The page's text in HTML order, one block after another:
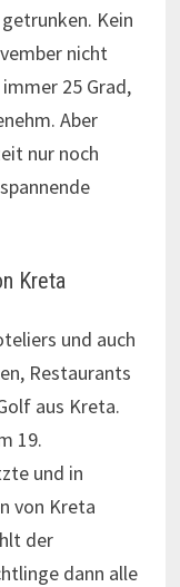
Kein
nicht
25 Grad,
Aber
nur noch
Kreta
und auch
Restaurants
aus Kreta.
19.
und in
von Kreta
der
dann alle